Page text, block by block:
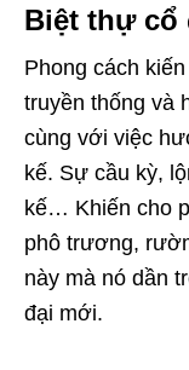
Biệt thự cổ
Phong cách
truyền thống và
cùng với việc
kế. Sự cầu kỳ,
kế… Khiến cho
phô trương,
này mà nó dần
đại mới.